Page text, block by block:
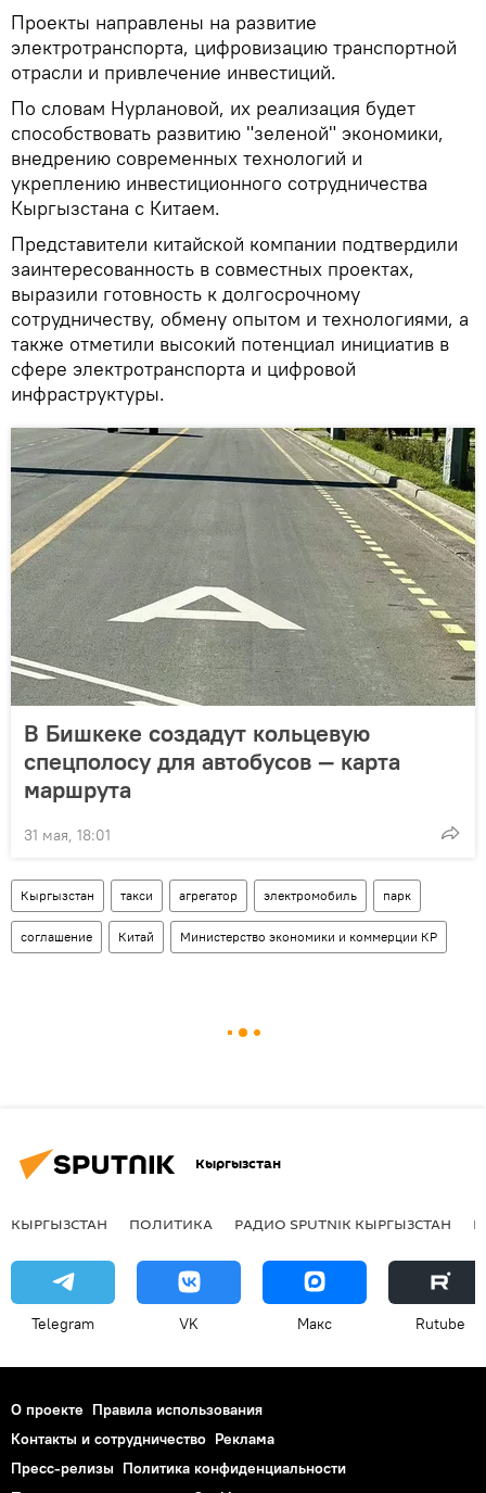
Проекты направлены на развитие
электротранспорта, цифровизацию транспортной
отрасли и привлечение инвестиций.
По словам Нурлановой, их реализация будет
способствовать развитию "зеленой" экономики,
внедрению современных технологий и
укреплению инвестиционного сотрудничества
Кыргызстана с Китаем.
Представители китайской компании подтвердили
заинтересованность в совместных проектах,
выразили готовность к долгосрочному
сотрудничеству, обмену опытом и технологиями, а
также отметили высокий потенциал инициатив в
сфере электротранспорта и цифровой
инфраструктуры.
В Бишкеке создадут кольцевую
спецполосу для автобусов — карта
маршрута
31 мая, 18:01
Кыргызстан такси агрегатор электромобиль парк
соглашение Китай Министерство экономики и коммерции КР
Кыргызстан
КЫРГЫЗСТАН ПОЛИТИКА РАДИО SPUTNIK КЫРГЫЗСТАН
Telegram VK Макс Rutube
О проекте Правила использования
Контакты и сотрудничество Реклама
Пресс-релизы Политика конфиденциальности